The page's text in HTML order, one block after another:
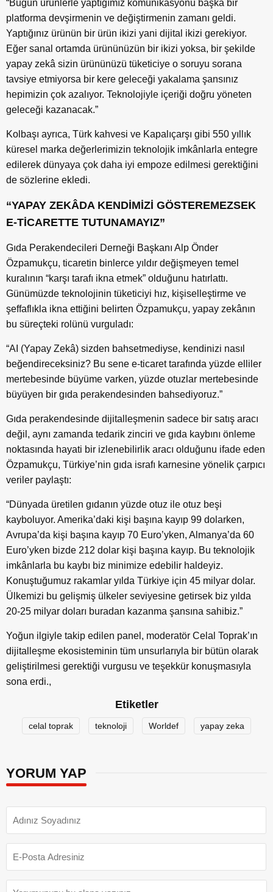
“Bugün ürünlerle yaptığımız komünikasyonu başka bir
platforma devşirmenin ve değiştirmenin zamanı geldi.
Yaptığınız ürünün bir ürün ikizi yani dijital ikizi gerekiyor.
Eğer sanal ortamda ürününüzün bir ikizi yoksa, bir şekilde
yapay zekâ sizin ürününüzü tüketiciye o soruyu sorana
tavsiye etmiyorsa bir kere geleceği yakalama şansınız
hepimizin çok azalıyor. Teknolojiyle içeriği doğru yöneten
geleceği kazanacak.”
Kolbaşı ayrıca, Türk kahvesi ve Kapalıçarşı gibi 550 yıllık
küresel marka değerlerimizin teknolojik imkânlarla entegre
edilerek dünyaya çok daha iyi empoze edilmesi gerektiğini
de sözlerine ekledi.
“YAPAY ZEKÂDA KENDİMİZİ GÖSTEREMEZSEK
E-TİCARETTE TUTUNAMAYIZ”
Gıda Perakendecileri Derneği Başkanı Alp Önder
Özpamukçu, ticaretin binlerce yıldır değişmeyen temel
kuralının “karşı tarafı ikna etmek” olduğunu hatırlattı.
Günümüzde teknolojinin tüketiciyi hız, kişiselleştirme ve
şeffaflıkla ikna ettiğini belirten Özpamukçu, yapay zekânın
bu süreçteki rolünü vurguladı:
“AI (Yapay Zekâ) sizden bahsetmediyse, kendinizi nasıl
beğendireceksiniz? Bu sene e-ticaret tarafında yüzde elliler
mertebesinde büyüme varken, yüzde otuzlar mertebesinde
büyüyen bir gıda perakendesinden bahsediyoruz.”
Gıda perakendesinde dijitalleşmenin sadece bir satış aracı
değil, aynı zamanda tedarik zinciri ve gıda kaybını önleme
noktasında hayati bir izlenebilirlik aracı olduğunu ifade eden
Özpamukçu, Türkiye’nin gıda israfı karnesine yönelik çarpıcı
veriler paylaştı:
“Dünyada üretilen gıdanın yüzde otuz ile otuz beşi
kayboluyor. Amerika’daki kişi başına kayıp 99 dolarken,
Avrupa’da kişi başına kayıp 70 Euro’yken, Almanya’da 60
Euro’yken bizde 212 dolar kişi başına kayıp. Bu teknolojik
imkânlarla bu kaybı biz minimize edebilir haldeyiz.
Konuştuğumuz rakamlar yılda Türkiye için 45 milyar dolar.
Ülkemizi bu gelişmiş ülkeler seviyesine getirsek biz yılda
20-25 milyar doları buradan kazanma şansına sahibiz.”
Yoğun ilgiyle takip edilen panel, moderatör Celal Toprak’ın
dijitalleşme ekosisteminin tüm unsurlarıyla bir bütün olarak
geliştirilmesi gerektiği vurgusu ve teşekkür konuşmasıyla
sona erdi.,
Etiketler
celal toprak teknoloji Worldef yapay zeka
YORUM YAP